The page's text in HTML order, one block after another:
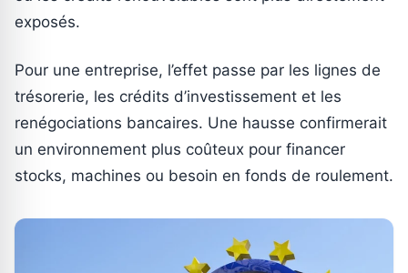
exposés.
Pour une entreprise, l’effet passe par les lignes de
trésorerie, les crédits d’investissement et les
renégociations bancaires. Une hausse confirmerait
un environnement plus coûteux pour financer
stocks, machines ou besoin en fonds de roulement.